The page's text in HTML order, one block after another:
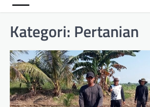
Kategori: Pertanian